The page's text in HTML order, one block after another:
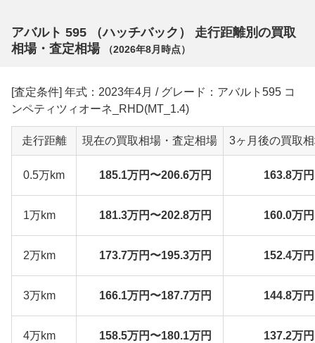
アバルト 595 （ハッチバック） 走行距離別の買取
相場・査定相場
（2026年8月 時点）
[査定条件] 年式：2023年4月 / グレード：アバルト595 コ
ンペティツィオーネ_RHD(MT_1.4)
走行距離 現在の買取相場・査定相場 3ヶ月後の買取
0.5万km 185.1万円〜206.6万円 163.8万
1万km 181.3万円〜202.8万円 160.0万
2万km 173.7万円〜195.3万円 152.4万
3万km 166.1万円〜187.7万円 144.8万
4万km 158.5万円〜180.1万円 137.2万